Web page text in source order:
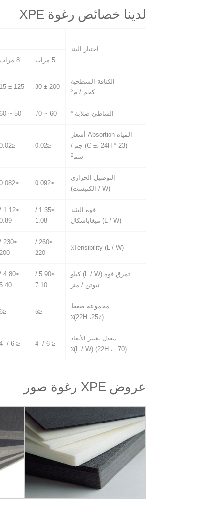
لدينا خصائص رغوة XPE
اختبار البند
5 مرات 8 مرات
الكثافة السطحية
كجم / م3
200 ± 30
125 ± 15
الشاطئ صلابة ° 60 ~ 70
50 ~ 60
المياه Absortion أسعار
(23 ° C ±، 24H) جم /
سم2
≤0.02
≤0.02
التوصيل الحراري
(W / الكنيست)
≤0.092
≤0.082
قوة الشد
(L / W) ميغاباسكال
≥1.35 /
1.08
≥1.12 /
0.89
Tensibility (L / W)٪
≥260 /
220
≥230 /
200
تمزق قوة (L / W) كيلو
نيوتن / متر
≥5.90 /
7.10
≥4.80 /
5.40
مجموعة ضغط
(25٪، 22H)٪
≤5
≤6
معدل تغيير الأبعاد
(70 ±، 22H) (L / W)٪
≤-6 / -4
≤-6 / -4
عروض XPE رغوة صور